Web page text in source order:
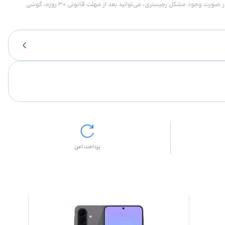
امکان برگشت کالا در گروه موبایل با دلیل “انصراف از خرید“ تنها در صورتی مورد قبول است که پلمب کالا باز نشده باشد. تمام گوشی‌های جی‌اس‌ام ضمانت رجیستری دارند. در صورت وجود مشکل رجیستری، می‌توانید بعد از مهلت قانونی ۳۰ روزه، گوشی
پرداخت امن